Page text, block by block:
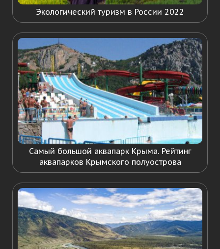
Экологический туризм в России 2022
Самый большой аквапарк Крыма. Рейтинг
аквапарков Крымского полуострова